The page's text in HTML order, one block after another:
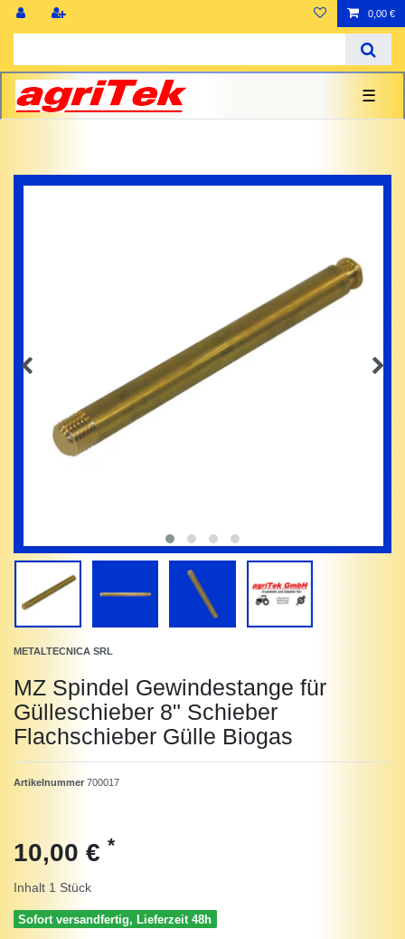
0,00 €
☰
METALTECNICA SRL
MZ Spindel Gewindestange für
Gülleschieber 8" Schieber
Flachschieber Gülle Biogas
Artikelnummer 700017
10,00 € *
Inhalt 1 Stück
Sofort versandfertig, Lieferzeit 48h